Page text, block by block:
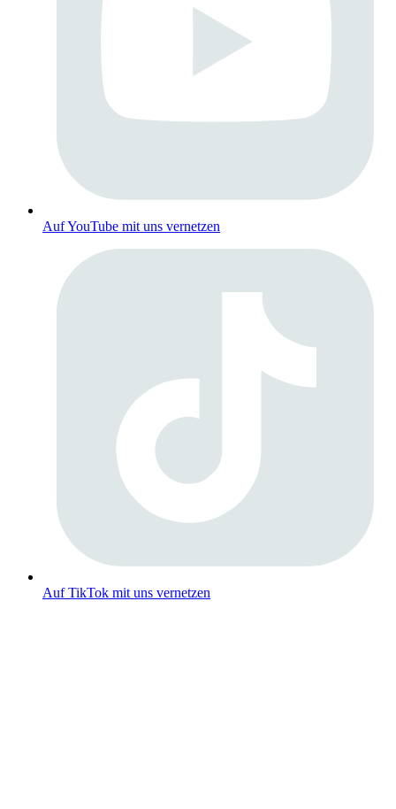
Auf YouTube mit uns vernetzen
Auf TikTok mit uns vernetzen